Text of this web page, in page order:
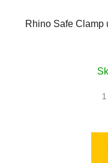
Rhino Safe Clamp